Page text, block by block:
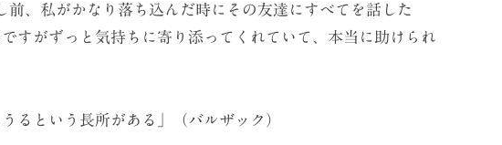
、私がかなり落ち込んだ時にその友達にすべてを話した
すがずっと気持ちに寄り添ってくれていて、本当に助けられ
るという長所がある」（バルザック）